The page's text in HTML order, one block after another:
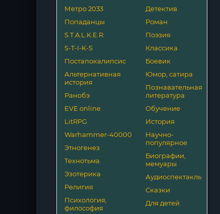
Метро 2033
Попаданцы
S.T.A.L.K.E.R.
S-T-I-K-S
Постапокалипсис
Альтернативная
история
Ранобэ
EVE online
LitRPG
Warhammer-40000
Этногенез
Технотьма
Эзотерика
Религия
Психология,
философия
Детектив
Роман
Поэзия
Классика
Боевик
Юмор, сатира
Познавательная
литература
Обучение
История
Научно-
популярное
Биографии,
мемуары
Аудиоспектакль
Сказки
Для детей